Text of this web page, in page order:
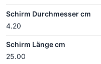
Schirm Durchmesser cm
4.20
Schirm Länge cm
25.00